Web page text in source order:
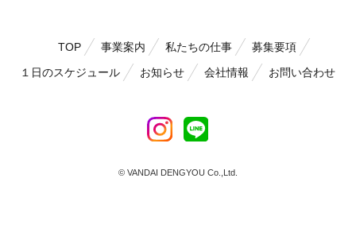
TOP 事業案内 私たちの仕事
募集要項
１日のスケジュール
お知らせ 会社情報 お問い合わせ
© VANDAI DENGYOU Co.,Ltd.